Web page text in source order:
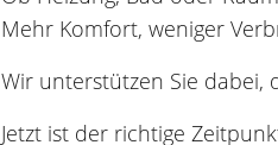
Mehr Komfort, weniger
Wir unterstützen Sie dabei,
Jetzt ist der richtige